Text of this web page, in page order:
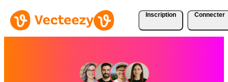
Inscription Connecter